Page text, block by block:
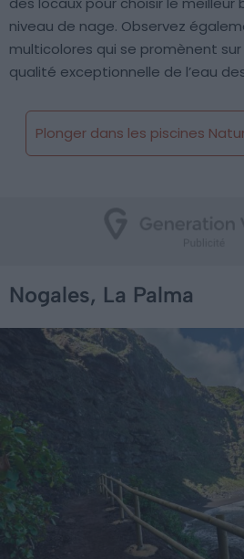
niveau de nage. Observez
multicolores qui se promènent
qualité exceptionnelle de l’eau
Plonger dans les piscines
Nogales, La Palma